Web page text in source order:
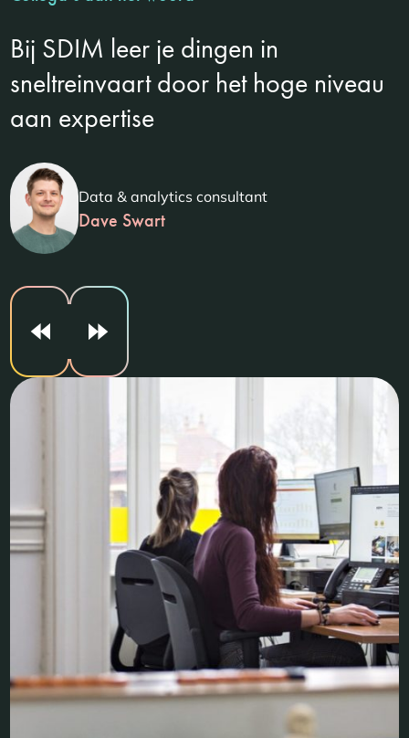
Bij SDIM leer je dingen in
sneltreinvaart door het hoge niveau
aan expertise
Data & analytics consultant
Dave Swart